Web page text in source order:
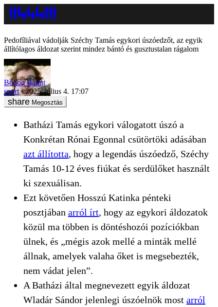
Pedofíliával vádolják Széchy Tamás egykori úszóedzőt, az egyik
állítólagos áldozat szerint mindez bántó és gusztustalan rágalom
Bódog Bálint
sport
2025. július 4. 17:07
Megosztás
Batházi Tamás egykori válogatott úszó a
Konkrétan Rónai Egonnal csütörtöki adásában
azt állította, hogy a legendás úszóedző, Széchy
Tamás 10-12 éves fiúkat és serdülőket használt
ki szexuálisan.
Ezt követően Hosszú Katinka pénteki
posztjában arról írt, hogy az egykori áldozatok
közül ma többen is döntéshozói pozíciókban
ülnek, és „mégis azok mellé a minták mellé
állnak, amelyek valaha őket is megsebezték,
nem vádat jelen”.
A Batházi által megnevezett egyik áldozat
Wladár Sándor jelenlegi úszóelnök most arról